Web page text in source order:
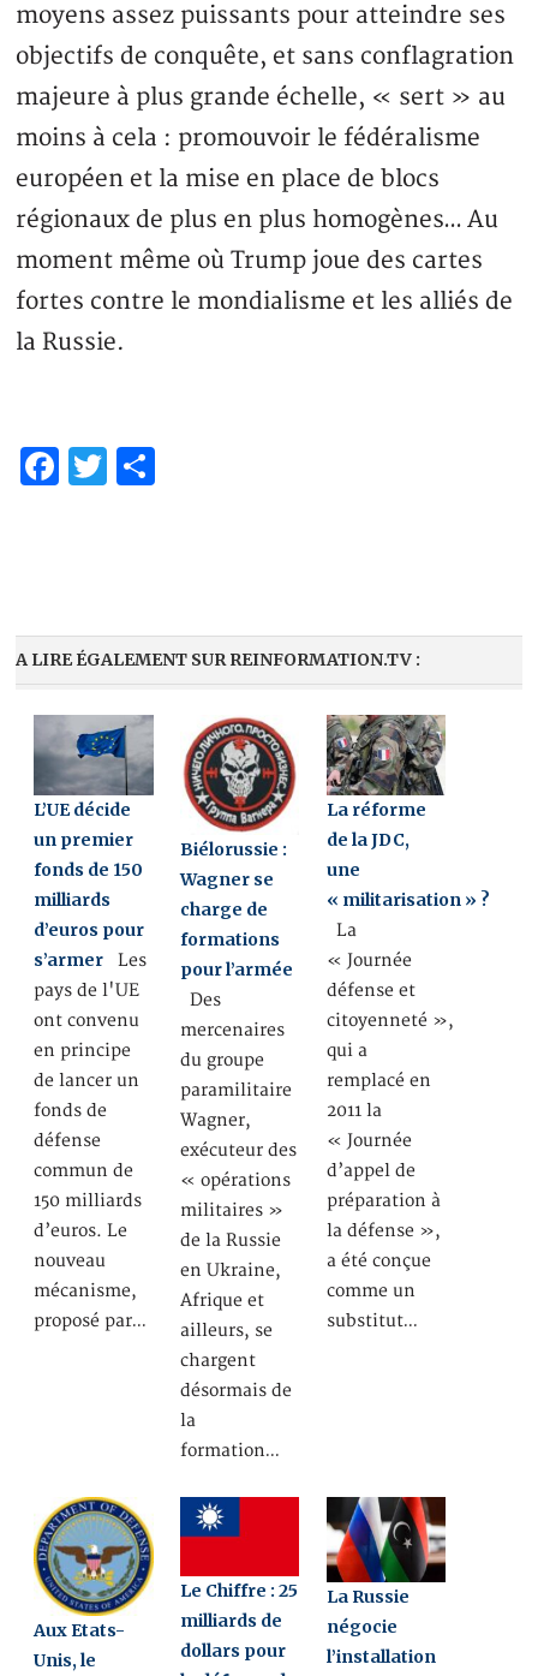
moyens assez puissants pour atteindre ses
objectifs de conquête, et sans conflagration
majeure à plus grande échelle, « sert » au
moins à cela : promouvoir le fédéralisme
européen et la mise en place de blocs
régionaux de plus en plus homogènes… Au
moment même où Trump joue des cartes
fortes contre le mondialisme et les alliés de
la Russie.
Facebook
Twitter
A LIRE ÉGALEMENT SUR REINFORMATION.TV :
L’UE décide
un premier
fonds de 150
milliards
d’euros pour
s’armer Les
pays de l'UE
ont convenu
en principe
de lancer un
fonds de
défense
commun de
150 milliards
d’euros. Le
nouveau
mécanisme,
proposé par…
Biélorussie :
Wagner se
charge de
formations
pour l’armée
Des
mercenaires
du groupe
paramilitaire
Wagner,
exécuteur des
« opérations
militaires »
de la Russie
en Ukraine,
Afrique et
ailleurs, se
chargent
désormais de
la
formation…
La réforme
de la JDC,
une
« militarisation » ?
La
« Journée
défense et
citoyenneté »,
qui a
remplacé en
2011 la
« Journée
d’appel de
préparation à
la défense »,
a été conçue
comme un
substitut…
Aux Etats-
Unis, le
Le Chiffre : 25
milliards de
dollars pour
La Russie
négocie
l’installation